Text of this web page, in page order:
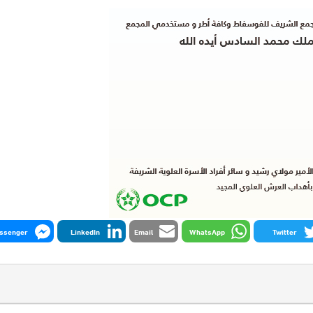
Twitter
WhatsApp
Email
LinkedIn